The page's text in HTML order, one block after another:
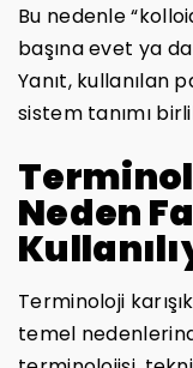
Bu nedenle
başına evet ya
Yanıt, kullanılan
sistem tanımı
Neden
Terminoloji
temel